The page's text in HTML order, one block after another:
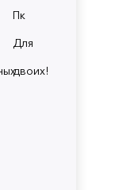
Пк
Для
двоих!